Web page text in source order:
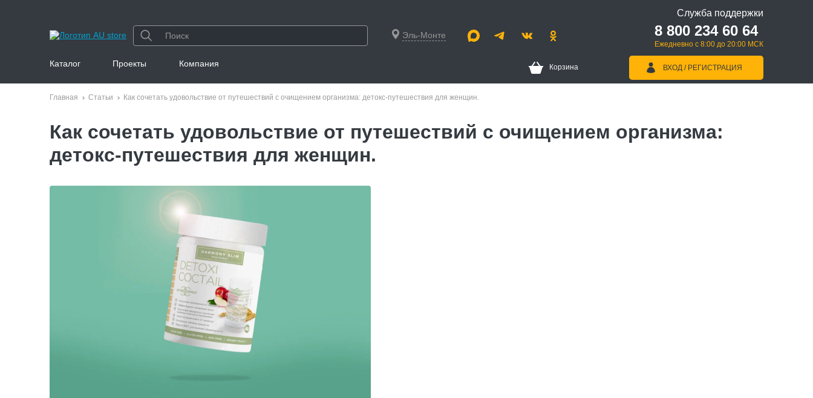
Эль-Монте
Служба поддержки
8 800 234 60 64
Ежедневно с 8:00 до 20:00 МСК
Каталог Проекты Компания Корзина ВХОД / РЕГИСТРАЦИЯ
Главная Статьи Как сочетать удовольствие от путешествий с очищением организма: детокс-путешествия для женщин.
Как сочетать удовольствие от путешествий с очищением организма:
детокс-путешествия для женщин.